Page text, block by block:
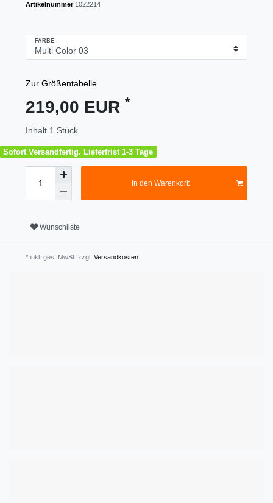
Artikelnummer 1022214
FARBE
Zur Größentabelle
219,00 EUR *
Inhalt 1 Stück
Sofort Versandfertig. Lieferfrist 1-3 Tage
In den Warenkorb
Wunschliste
* inkl. ges. MwSt. zzgl. Versandkosten